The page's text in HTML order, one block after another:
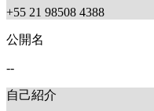
+55 21 98508 4388
公開名
--
自己紹介